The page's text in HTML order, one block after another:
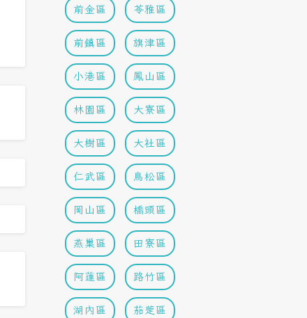
前金區 苓雅區
前鎮區 旗津區
小港區 鳳山區
林園區 大寮區
大樹區 大社區
仁武區 鳥松區
岡山區 橋頭區
燕巢區 田寮區
阿蓮區 路竹區
湖內區 茄萣區